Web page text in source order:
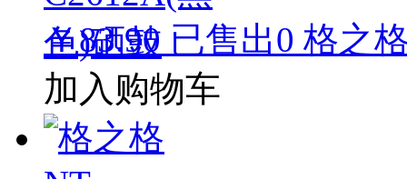
￥83.90 已售出0 格之
加入购物车